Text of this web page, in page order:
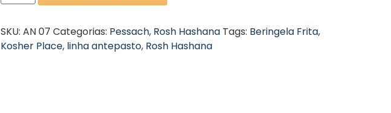
SKU: AN 07 Categorias: Pessach, Rosh Hashana Tags: Beringela Frita,
Kosher Place, linha antepasto, Rosh Hashana